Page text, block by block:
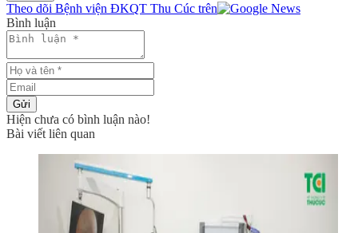
Theo dõi Bệnh viện ĐKQT Thu Cúc trên
Bình luận
Gửi
Hiện chưa có bình luận nào!
Bài viết liên quan